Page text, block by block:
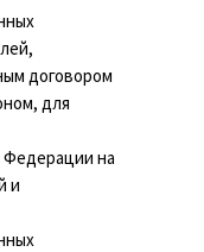
договором
для
Федерации на
и